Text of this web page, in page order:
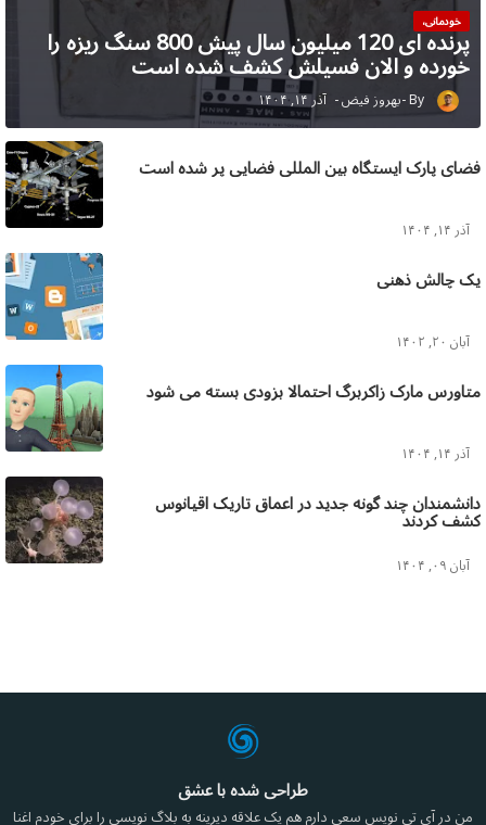
خودمانی، پرنده ای 120 میلیون سال پیش 800 سنگ ریزه را
خورده و الان فسیلش کشف شده است
بهروز فیض آذر ۱۴, ۱۴۰۴
فضای پارک ایستگاه بین المللی فضایی پر شده است
آذر ۱۴, ۱۴۰۴
یک چالش ذهنی
آبان ۲۰, ۱۴۰۲
متاورس مارک زاکربرگ احتمالا بزودی بسته می شود
آذر ۱۴, ۱۴۰۴
دانشمندان چند گونه جدید در اعماق تاریک اقیانوس
کشف کردند
آبان ۰۹, ۱۴۰۴
طراحی شده با عشق
من در آی تی نویس سعی دارم هم یک علاقه دیرینه به بلاگ نویسی را برای خودم اغنا